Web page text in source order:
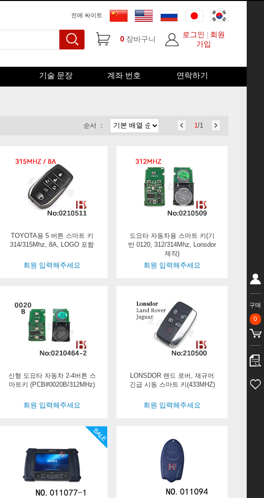
전에 싸이트
0 장바구니
로그인
회원
가입
기술 문장 계좌 번호 연락하기
순서 ： 1/1
TOYOTA용 5 버튼 스마트 키
314/315Mhz, 8A, LOGO 포함
회원 입력해주세요
도요타 자동차용 스마트 키(기
반 0120, 312/314Mhz, Lonsdor
제작)
회원 입력해주세요
신형 도요타 자동차 2-4버튼 스
마트키 (PCB#0020B/312MHz)
회원 입력해주세요
LONSDOR 랜드 로버, 재규어
긴급 시동 스마트 키(433MHZ)
회원 입력해주세요
구매
0